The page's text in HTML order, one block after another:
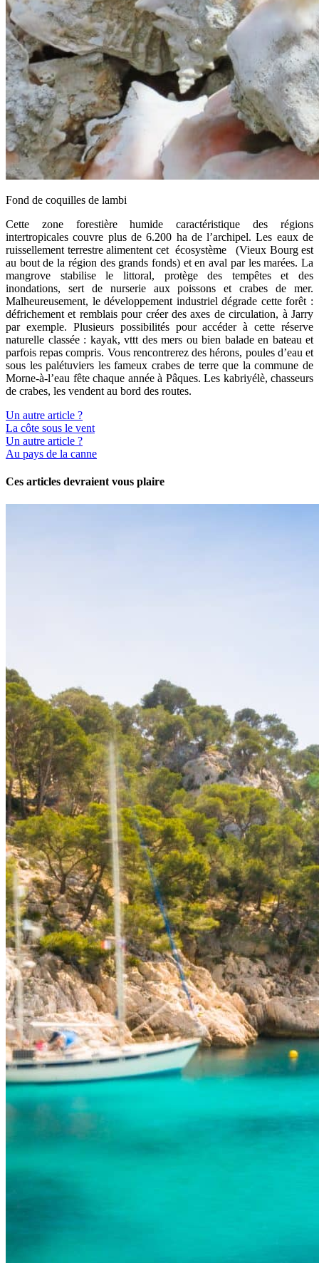
Fond de coquilles de lambi
Cette zone forestière humide caractéristique des régions
intertropicales couvre plus de 6.200 ha de l’archipel. Les eaux de
ruissellement terrestre alimentent cet écosystème (Vieux Bourg est
au bout de la région des grands fonds) et en aval par les marées. La
mangrove stabilise le littoral, protège des tempêtes et des
inondations, sert de nurserie aux poissons et crabes de mer.
Malheureusement, le développement industriel dégrade cette forêt :
défrichement et remblais pour créer des axes de circulation, à Jarry
par exemple. Plusieurs possibilités pour accéder à cette réserve
naturelle classée : kayak, vttt des mers ou bien balade en bateau et
parfois repas compris. Vous rencontrerez des hérons, poules d’eau et
sous les palétuviers les fameux crabes de terre que la commune de
Morne-à-l’eau fête chaque année à Pâques. Les kabriyélè, chasseurs
de crabes, les vendent au bord des routes.
Un autre article ?
La côte sous le vent
Un autre article ?
Au pays de la canne
Ces articles devraient vous plaire